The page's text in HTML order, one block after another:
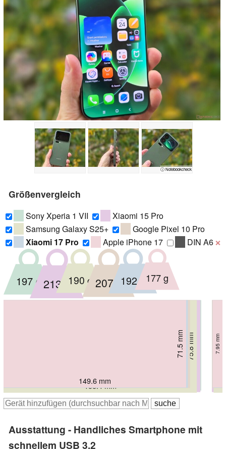
ⓘ Notebookcheck
Größenvergleich
Sony Xperia 1 VII
Xiaomi 15 Pro
Samsung Galaxy S25+
Google Pixel 10 Pro
Xiaomi 17 Pro
Apple iPhone 17 DIN A6 ❌
162 mm
74 mm 8.2 mm
197 g
161.3 mm
75.3 mm 8.7 mm
213 g
158.4 mm
75.8 mm 7.3 mm
190 g
152.8 mm
72 mm 8.6 mm
207 g
151.1 mm
71.8 mm 8 mm
192 g
149.6 mm
71.5 mm 7.95 mm
177 g
Ausstattung - Handliches Smartphone mit
schnellem USB 3.2